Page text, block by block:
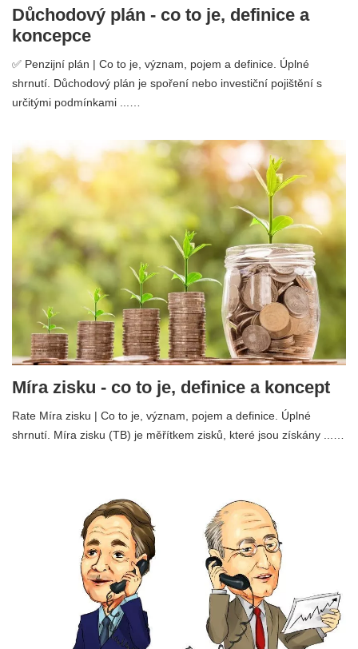
Důchodový plán - co to je, definice a
koncepce
✅ Penzijní plán | Co to je, význam, pojem a definice. Úplné
shrnutí. Důchodový plán je spoření nebo investiční pojištění s
určitými podmínkami ...…
Míra zisku - co to je, definice a koncept
Rate Míra zisku | Co to je, význam, pojem a definice. Úplné
shrnutí. Míra zisku (TB) je měřítkem zisků, které jsou získány ...…